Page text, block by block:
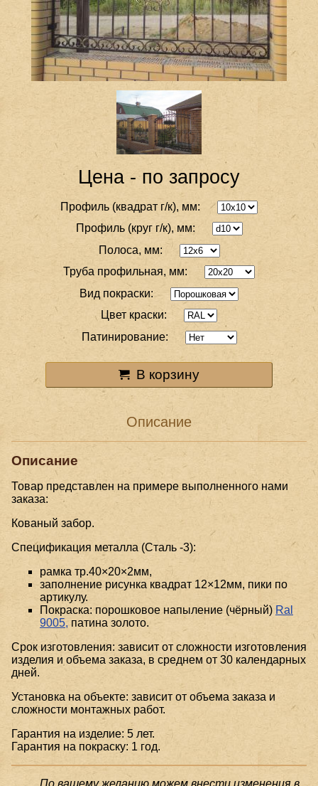
Цена - по запросу
Профиль (квадрат г/к), мм:
Профиль (круг г/к), мм:
Полоса, мм:
Труба профильная, мм:
Вид покраски:
Цвет краски:
Патинирование:
В корзину
Описание
Описание
Товар представлен на примере выполненного нами
заказа:
Кованый забор.
Спецификация металла (Сталь -3):
рамка тр.40×20×2мм,
заполнение рисунка квадрат 12×12мм, пики по
артикулу.
Покраска: порошковое напыление (чёрный) Ral
9005, патина золото.
Срок изготовления: зависит от сложности изготовления
изделия и объема заказа, в среднем от 30 календарных
дней.
Установка на объекте: зависит от объема заказа и
сложности монтажных работ.
Гарантия на изделие: 5 лет.
Гарантия на покраску: 1 год.
По вашему желанию можем внести изменения в